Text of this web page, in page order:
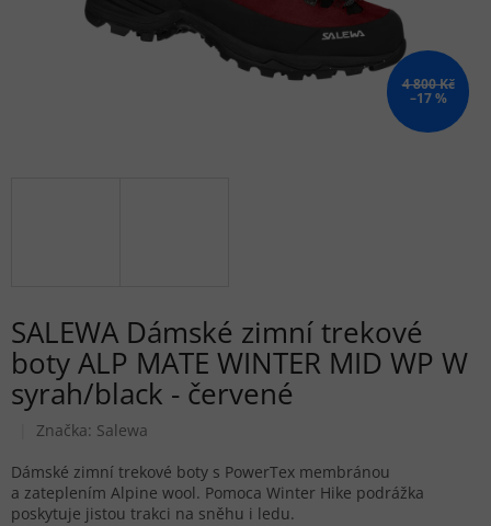
4 800 Kč
–17 %
SALEWA Dámské zimní trekové
boty ALP MATE WINTER MID WP W
syrah/black - červené
Značka: Salewa
Dámské zimní trekové boty s PowerTex membránou
a zateplením Alpine wool. Pomoca Winter Hike podrážka
poskytuje jistou trakci na sněhu i ledu.